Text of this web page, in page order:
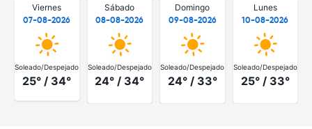
Viernes
07-08-2026
Soleado/Despejado
25° / 34°
Sábado
08-08-2026
Soleado/Despejado
24° / 34°
Domingo
09-08-2026
Soleado/Despejado
24° / 33°
Lunes
10-08-2026
Soleado/Despejado
25° / 33°